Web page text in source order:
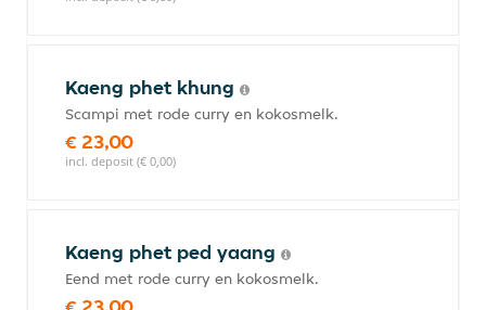
Kaeng phet khung
Scampi met rode curry en kokosmelk.
€ 23,00
incl. deposit (€ 0,00)
Kaeng phet ped yaang
Eend met rode curry en kokosmelk.